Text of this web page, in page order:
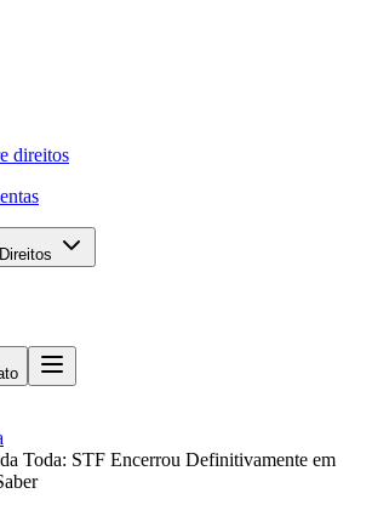
direitos
Toda: STF Encerrou Definitivamente em